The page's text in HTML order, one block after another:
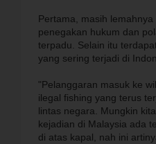
Pertama, masih
penegakan hukum dan
terpadu. Selain itu
yang sering terjadi di
"Pelanggaran masuk ke
ilegal fishing yang terus
lintas negara. Mungkin
kejadian di Malaysia ada
di atas kapal, nah ini